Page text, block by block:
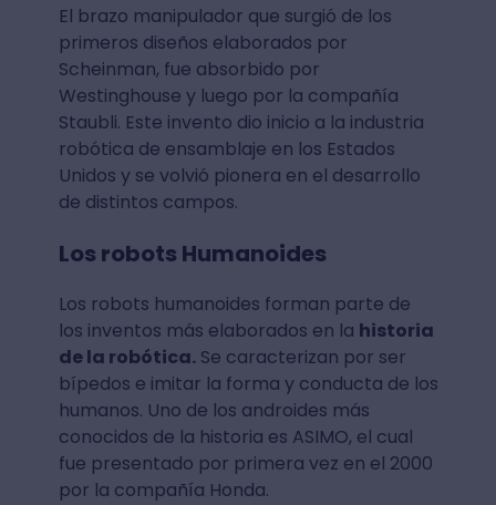
El brazo manipulador que surgió de los
primeros diseños elaborados por
Scheinman, fue absorbido por
Westinghouse y luego por la compañía
Staubli. Este invento dio inicio a la industria
robótica de ensamblaje en los Estados
Unidos y se volvió pionera en el desarrollo
de distintos campos.
Los robots Humanoides
Los robots humanoides forman parte de
los inventos más elaborados en la historia
de la robótica.Se caracterizan por ser
bípedos e imitar la forma y conducta de los
humanos. Uno de los androides más
conocidos de la historia es ASIMO, el cual
fue presentado por primera vez en el 2000
por la compañía Honda.